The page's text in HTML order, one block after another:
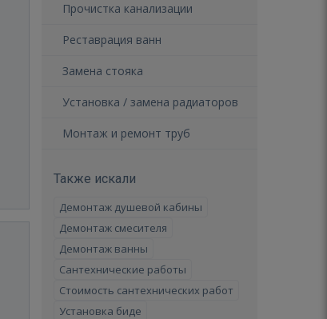
Прочистка канализации
Реставрация ванн
Замена стояка
Установка / замена радиаторов
Монтаж и ремонт труб
Также искали
Демонтаж душевой кабины
Демонтаж смесителя
Демонтаж ванны
Сантехнические работы
Стоимость сантехнических работ
Установка биде